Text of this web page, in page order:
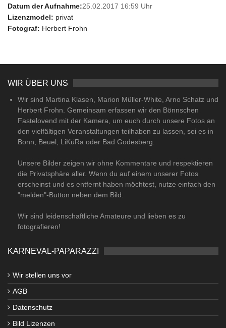
Datum der Aufnahme:25.02.2017 16:59 Uhr
Lizenzmodel: privat
Fotograf: Herbert Frohn
WIR ÜBER UNS
Wir sind Martina Klasen, Marion Müller-White, Arno Schatz und
Herbert Frohn. Gemeinsam erfassen wir den Bönnschen
Fastelovend mit der Kamera, um euch durch unsere Fotos an
den vielfältigen Veranstaltungen teilhaben zu lassen, sei es in
Bonn, Beuel, LiKüRa oder Bad Godesberg.
Unsere Bilder zeigen wir ohne Kommentare und respektieren
die Privatsphäre aller. Wenn du auf einem unserer Fotos
erscheinst und es entfernt haben möchtest, nutze einfach den
"melden"-Button neben dem Bild.
Wir sind leidenschaftliche Amateure und lieben es zu
fotografieren!
KARNEVAL-PAPARAZZI
Wir stellen uns vor
AGB
Datenschutz
Bild Lizenzen